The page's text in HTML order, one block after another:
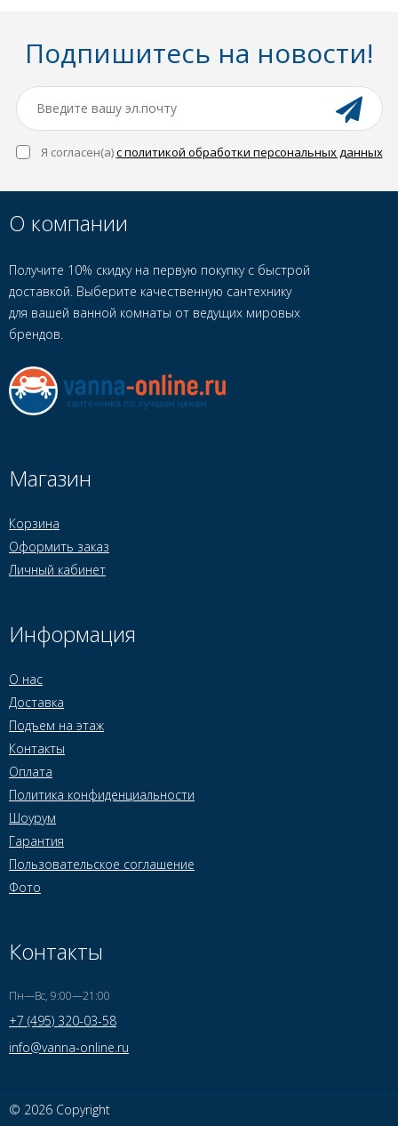
Подпишитесь на новости!
Я согласен(a)с политикой обработки персональных данных
О компании
Получите 10% скидку на первую покупку с быстрой
доставкой. Выберите качественную сантехнику
для вашей ванной комнаты от ведущих мировых
брендов.
Магазин
Корзина
Оформить заказ
Личный кабинет
Информация
О нас
Доставка
Подъем на этаж
Контакты
Оплата
Политика конфиденциальности
Шоурум
Гарантия
Пользовательское соглашение
Фото
Контакты
Пн—Вс, 9:00—21:00
+7 (495) 320-03-58
info@vanna-online.ru
© 2026 Copyright